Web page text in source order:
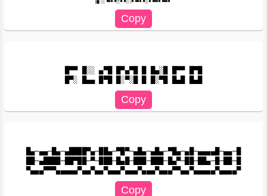
▒█░░░ ▀▀▀ ▀░░▀ ▀░░░▀ ▀▀▀ ▀░░▀ ▀▀▀▀ ▀▀▀▀
█▀▀ █░░ ▄▀█ █▀▄▀█ █ █▄░█ █▀▀ █▀█
█▄─▄▄─█▄─▄████▀▄─██▄─▀█▀─▄█▄─▄█▄─▀█▄─▄█─▄▄▄▄█─▄▄─█
██─▄████─██▀██─▀─███─█▄█─███─███─█▄▀─██─██▄─█─██─█